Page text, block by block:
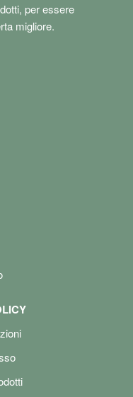
per essere
migliore.